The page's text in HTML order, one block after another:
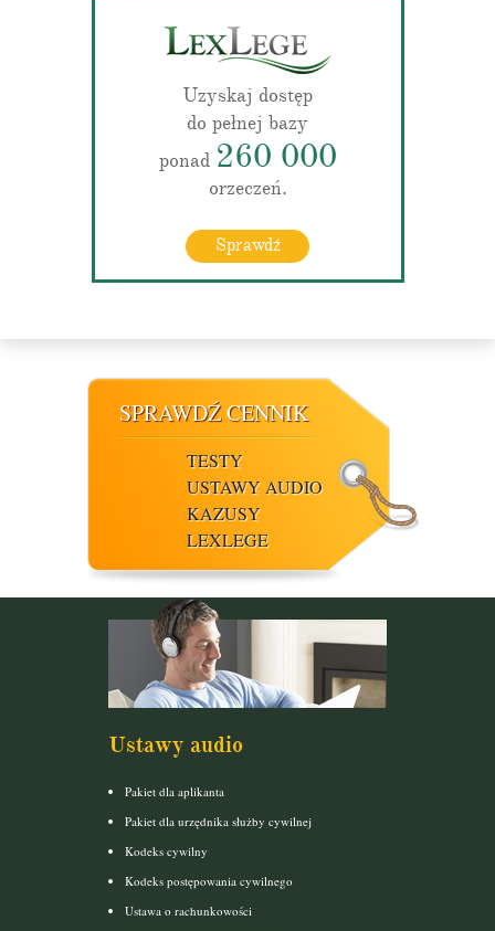
Uzyskaj dostęp
do pełnej bazy
ponad 260 000
orzeczeń.
Sprawdź
SPRAWDŹ CENNIK
TESTY
USTAWY AUDIO
KAZUSY
LEXLEGE
Ustawy audio
Pakiet dla aplikanta
Pakiet dla urzędnika służby cywilnej
Kodeks cywilny
Kodeks postępowania cywilnego
Ustawa o rachunkowości